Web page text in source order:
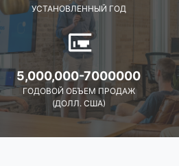
УСТАНОВЛЕННЫЙ ГОД
5,000,000-7000000
ГОДОВОЙ ОБЪЕМ ПРОДАЖ
(ДОЛЛ. США)